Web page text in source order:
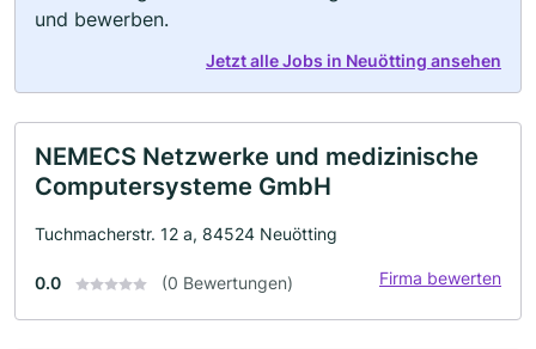
und bewerben.
Jetzt alle Jobs in Neuötting ansehen
NEMECS Netzwerke und medizinische
Computersysteme GmbH
Tuchmacherstr. 12 a, 84524 Neuötting
0.0 (0 Bewertungen) Firma bewerten